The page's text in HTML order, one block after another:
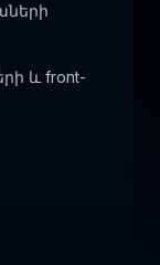
և front-